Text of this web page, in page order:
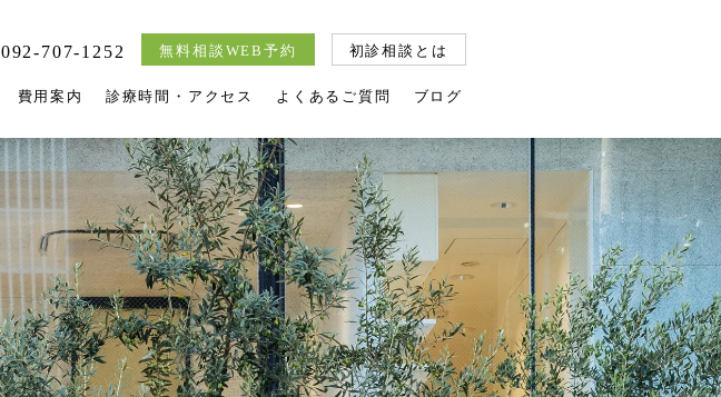
費用案内 診療時間・アクセス よくあるご質問 ブログ
092-707-1252 無料相談WEB予約 初診相談とは